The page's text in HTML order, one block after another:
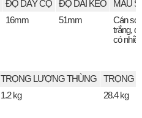
ĐỘ DÀY CỌ ĐỘ DÀI KÉO
MÀU
16mm 51mm
Cán
trắng,
có
TRỌNG LƯỢNG THÙNG
TRỌNG
1.2 kg 28.4 kg